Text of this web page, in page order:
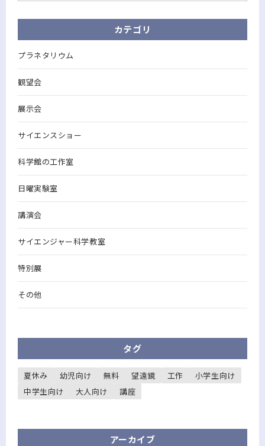
カテゴリ
プラネタリウム
観望会
展示会
サイエンスショー
科学館の工作室
日曜実験室
講演会
サイエンジャー科学教室
特別展
その他
タグ
夏休み 幼児向け 無料 望遠鏡 工作
小学生向け
中学生向け
大人向け 講座
アーカイブ